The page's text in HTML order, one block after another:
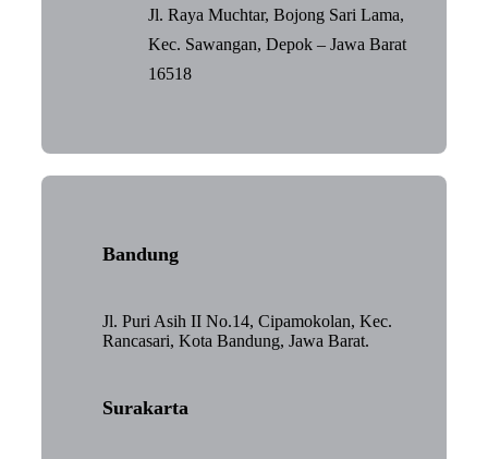
Jl. Raya Muchtar, Bojong Sari Lama,
Kec. Sawangan, Depok – Jawa Barat
16518
Bandung
Jl. Puri Asih II No.14, Cipamokolan, Kec.
Rancasari, Kota Bandung, Jawa Barat.
Surakarta